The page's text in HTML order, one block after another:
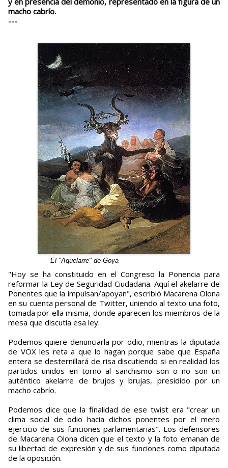
macho cabrío.
---
El "Aquelarre" de Goya
"Hoy se ha constituido en el Congreso la Ponencia para
reformar la Ley de Seguridad Ciudadana. Aquí el akelarre de
Ponentes que la impulsan/apoyan", escribió Macarena Olona
en su cuenta personal de Twitter, uniendo al texto una foto,
tomada por ella misma, donde aparecen los miembros de la
mesa que discutía esa ley.
Podemos quiere denunciarla por odio, mientras la diputada
de VOX les reta a que lo hagan porque sabe que España
entera se desternillará de risa discutiendo si en realidad los
partidos unidos en torno al sanchismo son o no son un
auténtico akelarre de brujos y brujas, presidido por un
macho cabrío.
Podemos dice que la finalidad de ese twist era "crear un
clima social de odio hacia dichos ponentes por el mero
ejercicio de sus funciones parlamentarias". Los defensores
de Macarena Olona dicen que el texto y la foto emanan de
su libertad de expresión y de sus funciones como diputada
de la oposición.